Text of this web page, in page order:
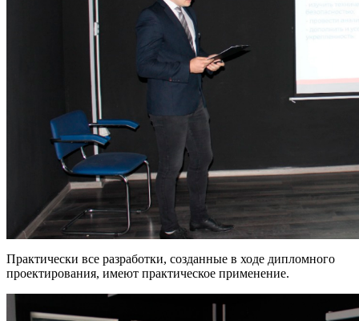
Практически все разработки, созданные в ходе дипломного
проектирования, имеют практическое применение.